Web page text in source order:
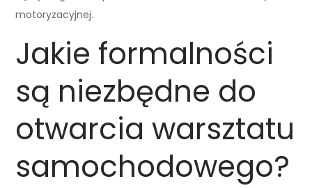
motoryzacyjnej.
Jakie formalności
są niezbędne do
otwarcia warsztatu
samochodowego?